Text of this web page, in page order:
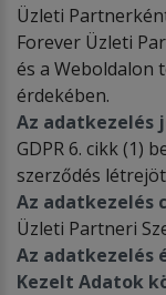
Üzleti
Forever Üzleti
és a Weboldalon
érdekében.
Az adatkezelés
GDPR 6. cikk (1)
szerződés
Az adatkezelés
Üzleti Partneri
Az
Kezelt Adatok